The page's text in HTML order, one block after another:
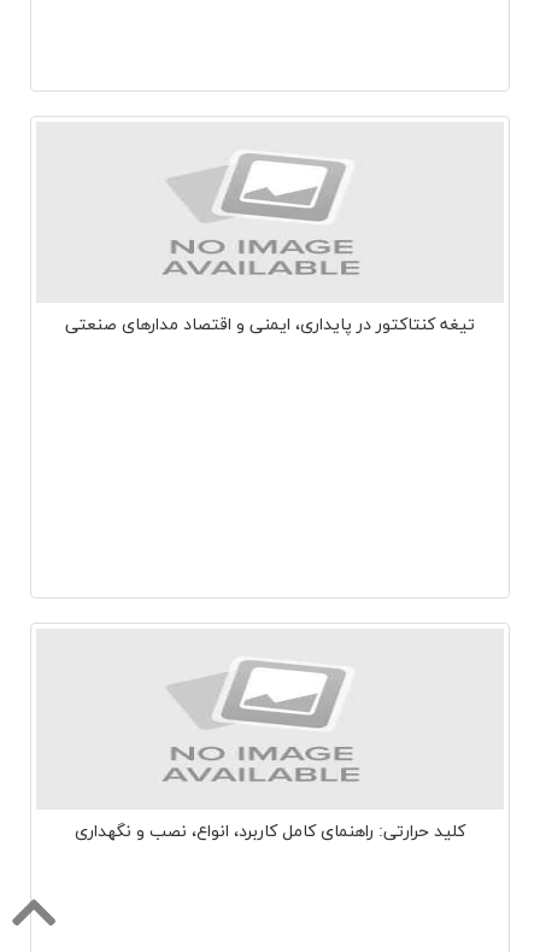
تیغه کنتاکتور در پایداری، ایمنی و اقتصاد مدارهای صنعتی
کلید حرارتی: راهنمای کامل کاربرد، انواع، نصب و نگهداری